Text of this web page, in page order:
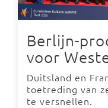
Berlijn-
voor
Duitsland en
toetreding van
te versnellen.